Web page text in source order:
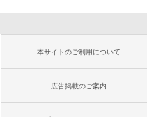
本サイトのご利用について
広告掲載のご案内